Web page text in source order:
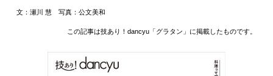
文：瀬川 慧 写真：公文美和
この記事は技あり！dancyu「グラタン」に掲載したものです。